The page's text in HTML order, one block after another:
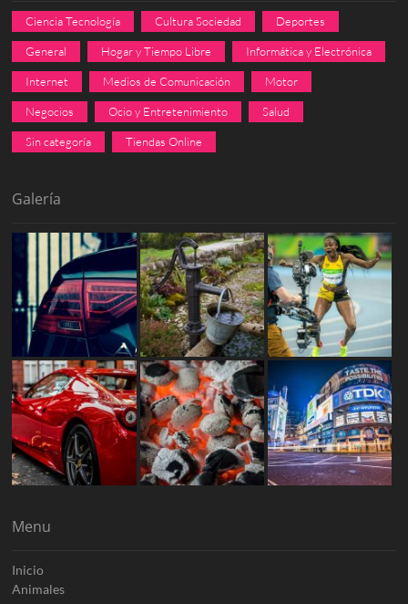
Ciencia Tecnología Cultura Sociedad Deportes
General Hogar y Tiempo Libre Informática y Electrónica
Internet Medios de Comunicación Motor
Negocios Ocio y Entretenimiento Salud
Sin categoría Tiendas Online
Galería
Menu
Inicio
Animales